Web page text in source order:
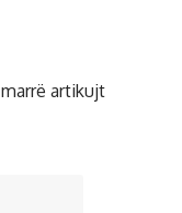
artikujt